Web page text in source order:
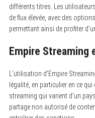
différents titres. Les
de flux élevée, avec des
permettant ainsi de profiter
Empire Streaming
L’utilisation d’Empire
légalité, en particulier en ce
streaming qui varient d’un
partage non autorisé de